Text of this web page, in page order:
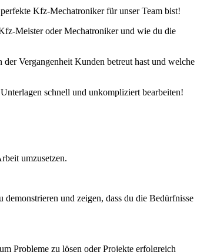
Kfz-Mechatroniker für unser Team bist!
Meister oder Mechatroniker und wie du die
Vergangenheit Kunden betreut hast und welche
schnell und unkompliziert bearbeiten!
umzusetzen.
und zeigen, dass du die Bedürfnisse
Probleme zu lösen oder Projekte erfolgreich